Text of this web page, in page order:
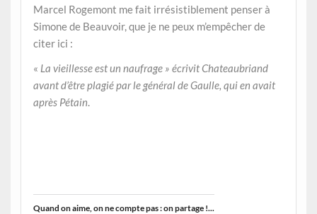
Marcel Rogemont me fait irrésistiblement penser à
Simone de Beauvoir, que je ne peux m’empêcher de
citer ici :
« La vieillesse est un naufrage » écrivit Chateaubriand
avant d’être plagié par le général de Gaulle, qui en avait
après Pétain.
Quand on aime, on ne compte pas : on partage !...